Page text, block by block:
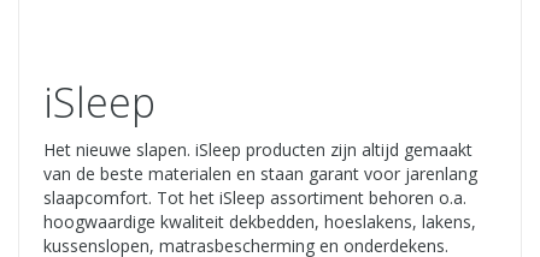
iSleep
Het nieuwe slapen. iSleep producten zijn altijd gemaakt
van de beste materialen en staan garant voor jarenlang
slaapcomfort. Tot het iSleep assortiment behoren o.a.
hoogwaardige kwaliteit dekbedden, hoeslakens, lakens,
kussenslopen, matrasbescherming en onderdekens.